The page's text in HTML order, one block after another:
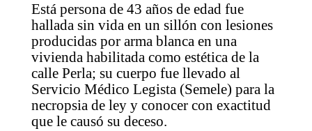
Está persona de 43 años de edad fue
hallada sin vida en un sillón con lesiones
producidas por arma blanca en una
vivienda habilitada como estética de la
calle Perla; su cuerpo fue llevado al
Servicio Médico Legista (Semele) para la
necropsia de ley y conocer con exactitud
que le causó su deceso.